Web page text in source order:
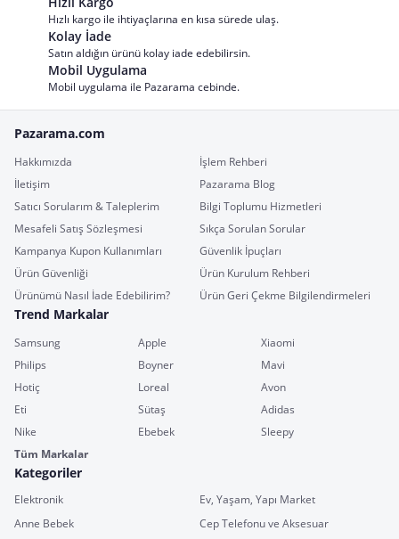
Hızlı kargo ile ihtiyaçlarına en kısa sürede ulaş.
Kolay İade
Satın aldığın ürünü kolay iade edebilirsin.
Mobil Uygulama
Mobil uygulama ile Pazarama cebinde.
Pazarama.com
Hakkımızda
İşlem Rehberi
İletişim
Pazarama Blog
Satıcı Sorularım & Taleplerim
Bilgi Toplumu Hizmetleri
Mesafeli Satış Sözleşmesi
Sıkça Sorulan Sorular
Kampanya Kupon Kullanımları
Güvenlik İpuçları
Ürün Güvenliği
Ürün Kurulum Rehberi
Ürünümü Nasıl İade Edebilirim?
Ürün Geri Çekme Bilgilendirmeleri
Trend Markalar
Samsung Apple
Xiaomi
Philips
Boyner
Mavi
Hotiç
Loreal
Avon
Eti
Sütaş
Adidas
Nike
Ebebek
Sleepy
Tüm Markalar
Kategoriler
Elektronik
Ev, Yaşam, Yapı Market
Anne Bebek
Cep Telefonu ve Aksesuar